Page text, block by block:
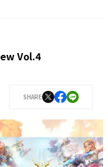
Vol.4
SHARE